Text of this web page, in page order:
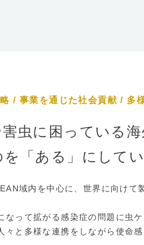
/ 事業を通じた社会貢献 / 多
虫に困っている
「ある」にしてい
域内を中心に、世界に向けて
なって拡がる感染症の問題に虫
々と多様な連携をしながら使命